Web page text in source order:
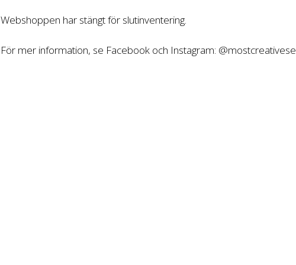
Webshoppen har stängt för slutinventering.
För mer information, se Facebook och Instagram: @mostcreativese